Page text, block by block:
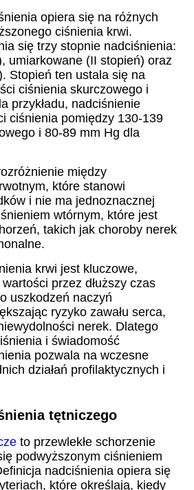
opiera się na różnych
ciśnienia krwi.
się trzy stopnie nadciśnienia:
umiarkowane (II stopień) oraz
Stopień ten ustala się na
ciśnienia skurczowego i
przykładu, nadciśnienie
ciśnienia pomiędzy 130-139
i 80-89 mm Hg dla
między
które stanowi
i nie ma jednoznacznej
wtórnym, które jest
takich jak choroby nerek
krwi jest kluczowe,
przez dłuższy czas
uszkodzeń naczyń
ryzyko zawału serca,
nerek. Dlatego
i świadomość
pozwala na wczesne
działań profilaktycznych i
tętniczego
to przewlekłe schorzenie
podwyższonym ciśnieniem
nadciśnienia opiera się
które określają, kiedy